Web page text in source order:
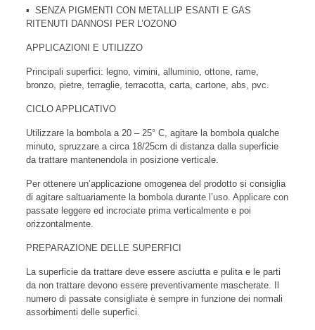
▪ SENZA PIGMENTI CON METALLIP ESANTI E GAS
RITENUTI DANNOSI PER L’OZONO
APPLICAZIONI E UTILIZZO
Principali superfici: legno, vimini, alluminio, ottone, rame,
bronzo, pietre, terraglie, terracotta, carta, cartone, abs, pvc.
CICLO APPLICATIVO
Utilizzare la bombola a 20 – 25° C, agitare la bombola qualche
minuto, spruzzare a circa 18/25cm di distanza dalla superficie
da trattare mantenendola in posizione verticale.
Per ottenere un’applicazione omogenea del prodotto si consiglia
di agitare saltuariamente la bombola durante l’uso. Applicare con
passate leggere ed incrociate prima verticalmente e poi
orizzontalmente.
PREPARAZIONE DELLE SUPERFICI
La superficie da trattare deve essere asciutta e pulita e le parti
da non trattare devono essere preventivamente mascherate. Il
numero di passate consigliate è sempre in funzione dei normali
assorbimenti delle superfici.